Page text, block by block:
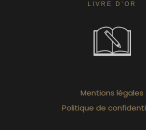
LIVRE D’OR
Mentions légales
Politique de